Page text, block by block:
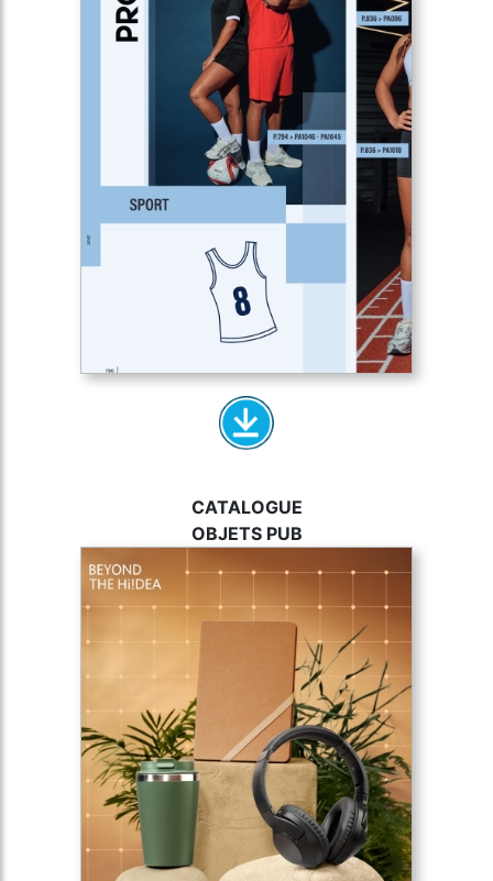
CATALOGUE
OBJETS PUB